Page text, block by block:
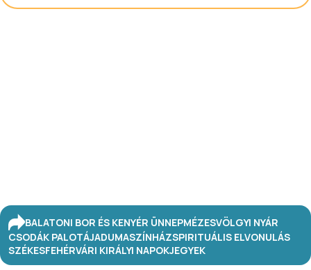
BALATONI BOR ÉS KENYÉR ÜNNEPMÉZESVÖLGYI NYÁR
CSODÁK PALOTÁJADUMASZÍNHÁZSPIRITUÁLIS ELVONULÁS
SZÉKESFEHÉRVÁRI KIRÁLYI NAPOKJEGYEK